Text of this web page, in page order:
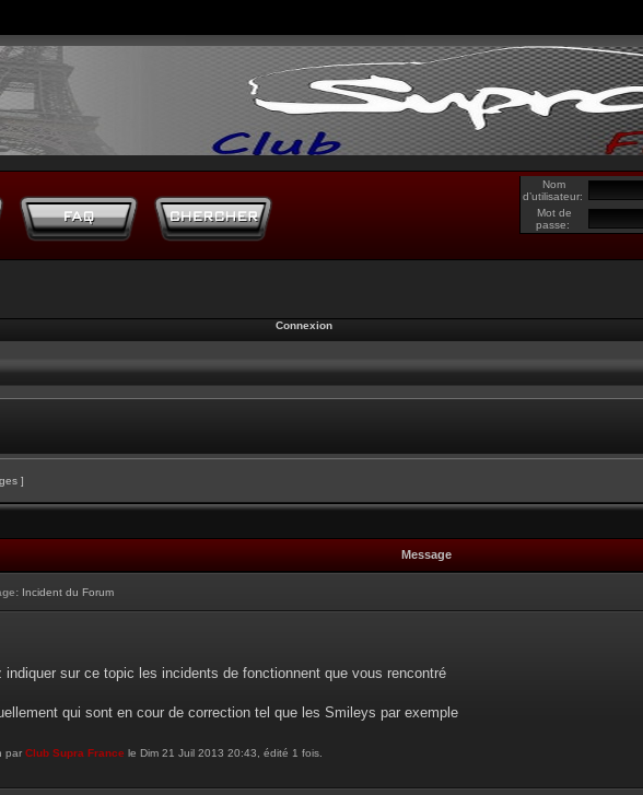
Nom
d’utilisateur:
Mot de
passe:
Connexion
]
Message
Incident du Forum
indiquer sur ce topic les incidents de fonctionnent que vous rencontré
qui sont en cour de correction tel que les Smileys par exemple
par Club Supra France le Dim 21 Juil 2013 20:43, édité 1 fois.